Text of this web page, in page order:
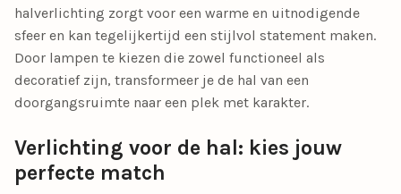
halverlichting zorgt voor een warme en uitnodigende
sfeer en kan tegelijkertijd een stijlvol statement maken.
Door lampen te kiezen die zowel functioneel als
decoratief zijn, transformeer je de hal van een
doorgangsruimte naar een plek met karakter.
Verlichting voor de hal: kies jouw
perfecte match